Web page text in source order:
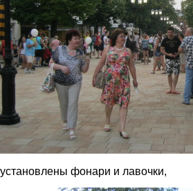
установлены фонари и лавочки,